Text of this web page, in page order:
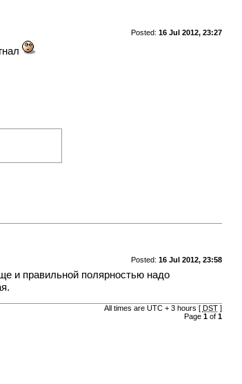
Posted: 16 Jul 2012, 23:27
Posted: 16 Jul 2012, 23:58
и правильной полярностью надо
All times are UTC + 3 hours [ DST]
Page 1of 1